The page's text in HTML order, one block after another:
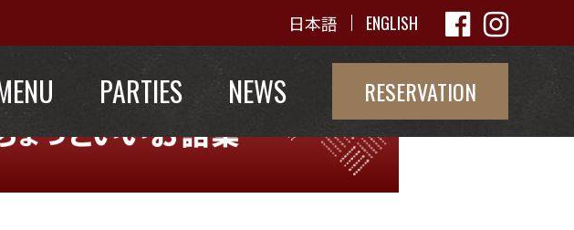
日本語 ENGLISH
PARTIES NEWS RESERVATION